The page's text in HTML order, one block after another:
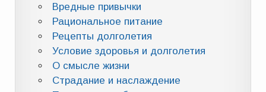
Вредные привычки
Рациональное питание
Рецепты долголетия
Условие здоровья и долголетия
О смысле жизни
Страдание и наслаждение